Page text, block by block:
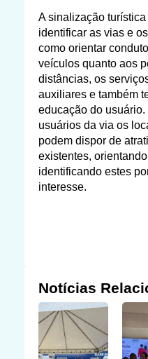
A sinalização
identificar as vias e
como orientar
veículos quanto aos
distâncias, os
auxiliares e também
educação do
usuários da via os
podem dispor de
existentes,
identificando estes
interesse.
Notícias